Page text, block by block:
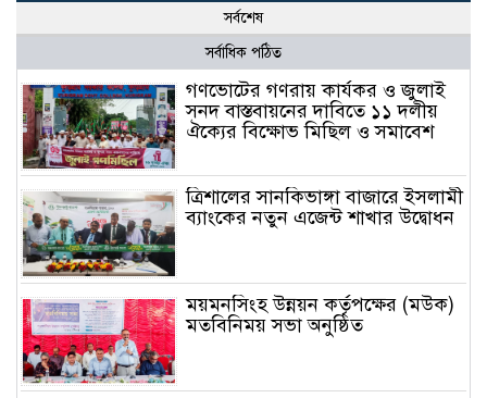
সর্বশেষ
সর্বাধিক পঠিত
গণভোটের গণরায় কার্যকর ও জুলাই
সনদ বাস্তবায়নের দাবিতে ১১ দলীয়
ঐক্যের বিক্ষোভ মিছিল ও সমাবেশ
ত্রিশালের সানকিভাঙ্গা বাজারে ইসলামী
ব্যাংকের নতুন এজেন্ট শাখার উদ্বোধন
ময়মনসিংহ উন্নয়ন কর্তৃপক্ষের (মউক)
মতবিনিময় সভা অনুষ্ঠিত